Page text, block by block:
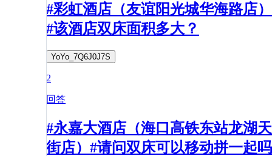
#彩虹酒店（友谊阳光城华海路店）
#该酒店双床面积多大？
YoYo_7Q6J0J7S
2
回答
#永嘉大酒店（海口高铁东站龙湖天
街店）#请问双床可以移动拼一起吗